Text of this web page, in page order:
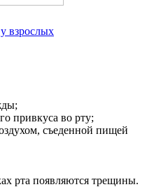
взрослых
привкуса во рту;
съеденной пищей
рта появляются трещины.